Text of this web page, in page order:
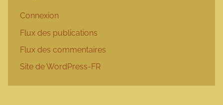
Connexion
Flux des publications
Flux des commentaires
Site de WordPress-FR